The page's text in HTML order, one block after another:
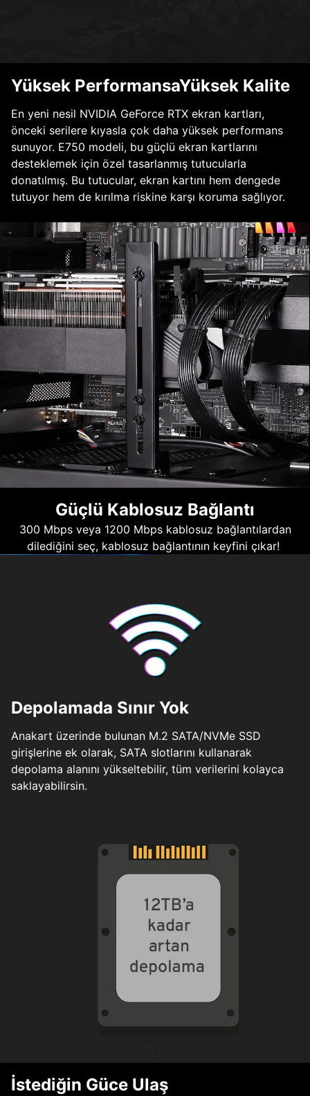
Yüksek PerformansaYüksek Kalite
En yeni nesil NVIDIA GeForce RTX ekran kartları,
önceki serilere kıyasla çok daha yüksek performans
sunuyor. E750 modeli, bu güçlü ekran kartlarını
desteklemek için özel tasarlanmış tutucularla
donatılmış. Bu tutucular, ekran kartını hem dengede
tutuyor hem de kırılma riskine karşı koruma sağlıyor.
Güçlü Kablosuz Bağlantı
300 Mbps veya 1200 Mbps kablosuz bağlantılardan
dilediğini seç, kablosuz bağlantının keyfini çıkar!
Depolamada Sınır Yok
Anakart üzerinde bulunan M.2 SATA/NVMe SSD
girişlerine ek olarak, SATA slotlarını kullanarak
depolama alanını yükseltebilir, tüm verilerini kolayca
saklayabilirsin.
İstediğin Güce Ulaş